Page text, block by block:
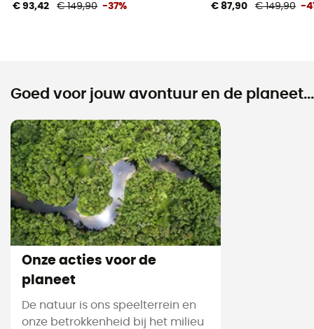
€ 93,42 € 149,90 -37% € 87,90 € 149,90 -
Goed voor jouw avontuur en de planeet...
Onze acties voor de
planeet
De natuur is ons speelterrein en
onze betrokkenheid bij het milieu